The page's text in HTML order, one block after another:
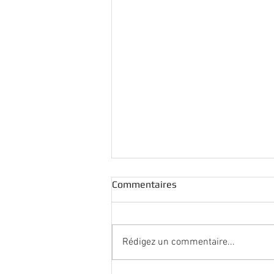
Commentaires
Rédigez un commentaire...